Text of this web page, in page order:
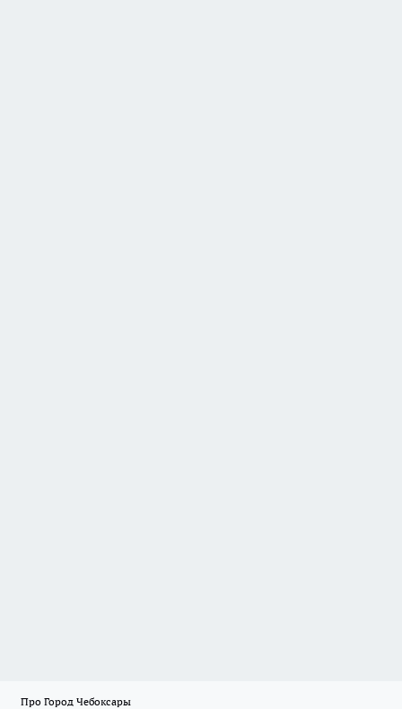
Про Город Чебоксары